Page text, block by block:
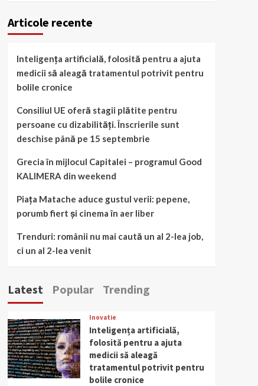
Articole recente
Inteligența artificială, folosită pentru a ajuta
medicii să aleagă tratamentul potrivit pentru
bolile cronice
Consiliul UE oferă stagii plătite pentru
persoane cu dizabilități. Înscrierile sunt
deschise până pe 15 septembrie
Grecia în mijlocul Capitalei – programul Good
KALIMERA din weekend
Piața Matache aduce gustul verii: pepene,
porumb fiert și cinema în aer liber
Trenduri: românii nu mai caută un al 2-lea job,
ci un al 2-lea venit
Latest Popular Trending
Inovatie
Inteligența artificială,
folosită pentru a ajuta
medicii să aleagă
tratamentul potrivit pentru
bolile cronice